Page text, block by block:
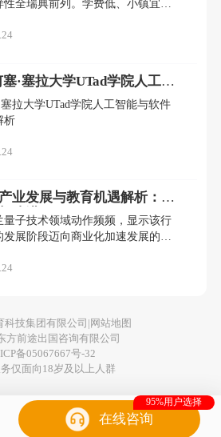
官方网站，按要求填写申请表，并
信等多方面因素。
力和与项目的适配度。
过的申请者将收到录取通知书，需在
成学费缴纳。
间通常为当年的 3 月至 6 月。建议申
时间准备材料。
全瑞典前列。学费低、小镇宜
·塞拉大学UTad学院人工智
硕士项目解析
拉大学UTad学院人工智能与软件
析
业发展与教育机遇解析：从
速进程
子技术领域动作频频，显示该行
展阶段迈向商业化加速发展的新
科技集团有限公司| 网站地图
方前途出国咨询有限公司
备05067667号-32
仅面向18岁及以上人群
在线咨询
95%用户选择